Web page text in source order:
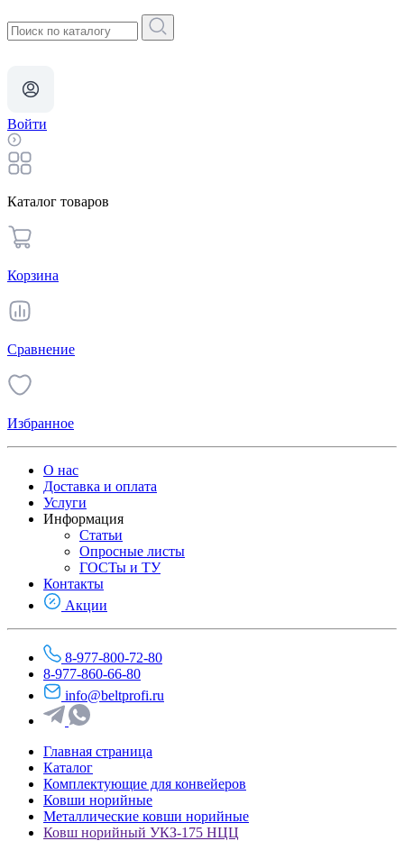
Войти
Каталог товаров
Корзина
Сравнение
Избранное
О нас
Доставка и оплата
Услуги
Информация
Статьи
Опросные листы
ГОСТы и ТУ
Контакты
Акции
8-977-800-72-80
8-977-860-66-80
info@beltprofi.ru
Главная страница
Каталог
Комплектующие для конвейеров
Ковши норийные
Металлические ковши норийные
Ковш норийный УКЗ-175 НЦЦ